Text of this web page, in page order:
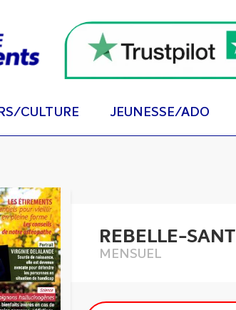
CULTURE JEUNESSE/ADO
REBELLE-
MENSUEL